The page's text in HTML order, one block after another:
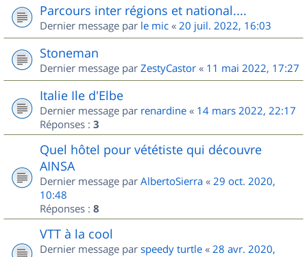
Parcours inter régions et national....
Dernier message par le mic « 20 juil. 2022, 16:03
Stoneman
Dernier message par ZestyCastor « 11 mai 2022, 17:27
Italie Ile d'Elbe
Dernier message par renardine « 14 mars 2022, 22:17
Réponses : 3
Quel hôtel pour vététiste qui découvre
AINSA
Dernier message par AlbertoSierra « 29 oct. 2020,
10:48
Réponses : 8
VTT à la cool
Dernier message par speedy turtle « 28 avr. 2020,